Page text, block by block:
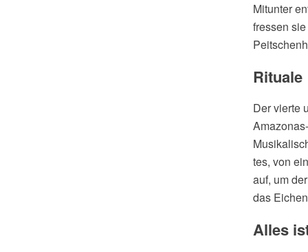
Mitunter
fressen
Rituale
Der vierte
tes, von
auf, um
das
Alles